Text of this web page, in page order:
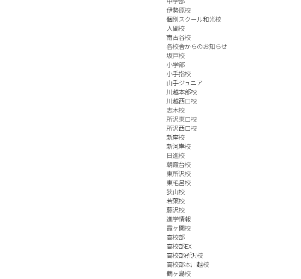
伊勢原校
個別スクール和光校
入間校
南古谷校
各校舎からのお知らせ
坂戸校
小学部
小手指校
山手ジュニア
川越本部校
川越西口校
志木校
所沢東口校
所沢西口校
新座校
新河岸校
日進校
朝霞台校
東所沢校
東毛呂校
狭山校
若葉校
藤沢校
進学情報
霞ヶ関校
高校部
高校部EX
高校部所沢校
高校部本川越校
鶴ヶ島校